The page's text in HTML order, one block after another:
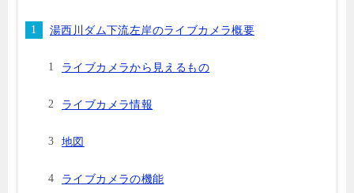
湯西川ダム下流左岸のライブカメラ概要
ライブカメラから見えるもの
ライブカメラ情報
地図
ライブカメラの機能